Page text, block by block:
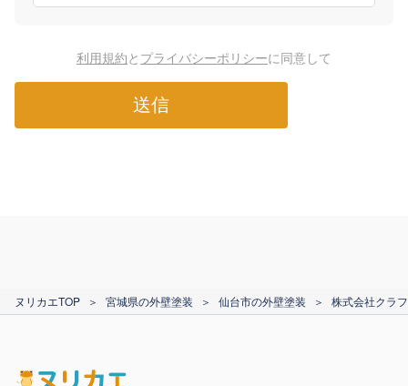
利用規約と プライバシーポリシーに同意して
送信
ヌリカエTOP ＞ 宮城県の外壁塗装 ＞ 仙台市の外壁塗装 ＞ 株式会社クラ